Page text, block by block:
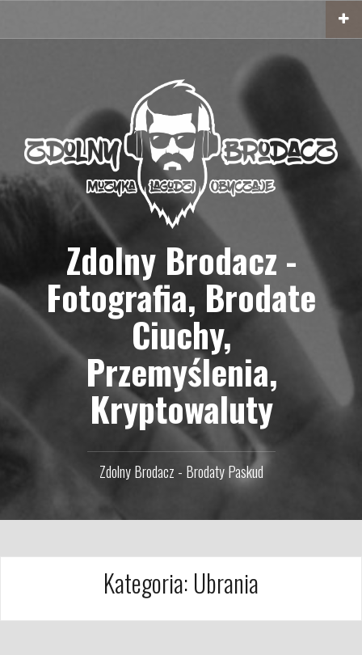
treści
Zdolny Brodacz -
Fotografia, Brodate
Ciuchy,
Przemyślenia,
Kryptowaluty
Zdolny Brodacz - Brodaty Paskud
Kategoria: Ubrania